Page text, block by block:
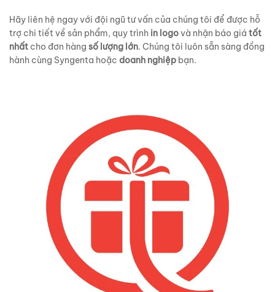
Hãy liên hệ ngay với đội ngũ tư vấn của chúng tôi để được hỗ
trợ chi tiết về sản phẩm, quy trình in logovà nhận báo giá tốt
nhất cho đơn hàng số lượng lớn. Chúng tôi luôn sẵn sàng đồng
hành cùng Syngenta hoặc doanh nghiệp bạn.